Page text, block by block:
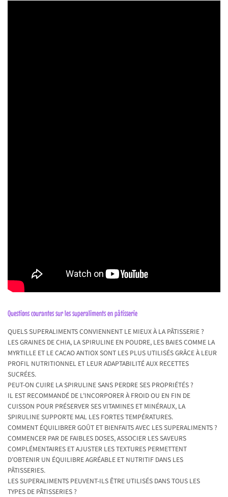
Questions courantes sur les superaliments en pâtisserie
QUELS SUPERALIMENTS CONVIENNENT LE MIEUX À LA PÂTISSERIE ?
LES GRAINES DE CHIA, LA SPIRULINE EN POUDRE, LES BAIES COMME LA
MYRTILLE ET LE CACAO ANTIOX SONT LES PLUS UTILISÉS GRÂCE À LEUR
PROFIL NUTRITIONNEL ET LEUR ADAPTABILITÉ AUX RECETTES
SUCRÉES.
PEUT-ON CUIRE LA SPIRULINE SANS PERDRE SES PROPRIÉTÉS ?
IL EST RECOMMANDÉ DE L’INCORPORER À FROID OU EN FIN DE
CUISSON POUR PRÉSERVER SES VITAMINES ET MINÉRAUX, LA
SPIRULINE SUPPORTE MAL LES FORTES TEMPÉRATURES.
COMMENT ÉQUILIBRER GOÛT ET BIENFAITS AVEC LES SUPERALIMENTS ?
COMMENCER PAR DE FAIBLES DOSES, ASSOCIER LES SAVEURS
COMPLÉMENTAIRES ET AJUSTER LES TEXTURES PERMETTENT
D’OBTENIR UN ÉQUILIBRE AGRÉABLE ET NUTRITIF DANS LES
PÂTISSERIES.
LES SUPERALIMENTS PEUVENT-ILS ÊTRE UTILISÉS DANS TOUS LES
TYPES DE PÂTISSERIES ?